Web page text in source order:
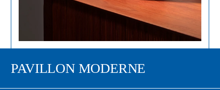
PAVILLON MODERNE